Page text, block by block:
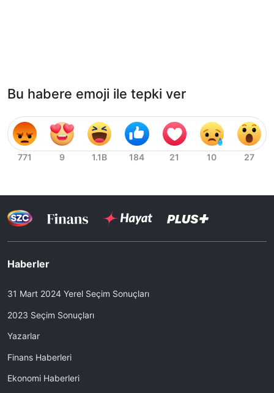
Bu habere emoji ile tepki ver
Haberler
31 Mart 2024 Yerel Seçim Sonuçları
2023 Seçim Sonuçları
Yazarlar
Finans Haberleri
Ekonomi Haberleri